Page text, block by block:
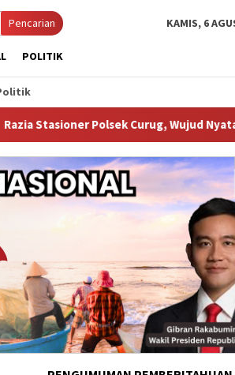
Pencarian KAMIS, 6
POLITIK
Curug, Wujud Nyata Hadirnya Polri